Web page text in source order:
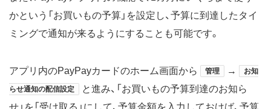
かという「お買いもの予算」を設定し、予算に到達したタイ
ミングで通知が来るようにすることも可能です。
アプリ内のPayPayカードのホーム画面から 管理 → お知
らせ通知の配信設定
と進み、「お買いもの予算到達のお知ら
せ」を「受け取る」にして、予算金額を入力しておけば、予算